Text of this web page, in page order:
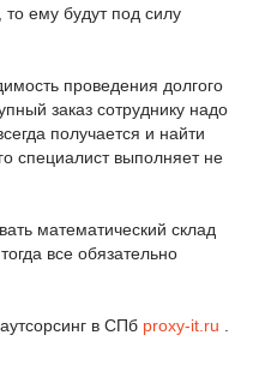
ему будут под силу
проведения долгого
заказ сотруднику надо
получается и найти
специалист выполняет не
математический склад
все обязательно
в СПб proxy-it.ru